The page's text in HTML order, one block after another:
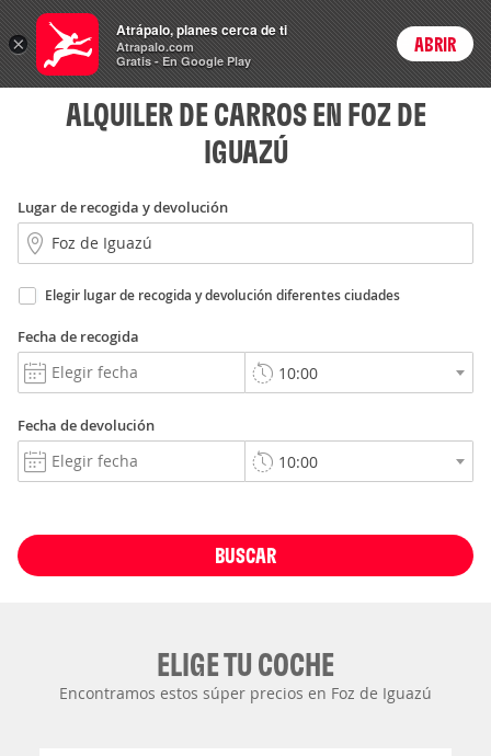
Rent
a Car Login
ALQUILER DE CARROS EN FOZ DE
IGUAZÚ
Lugar de recogida y devolución
Elegir lugar de recogida y devolución diferentes ciudades
Fecha de recogida
Fecha de devolución
BUSCAR
ELIGE TU COCHE
Encontramos estos súper precios en Foz de Iguazú
×
Atrápalo, planes cerca de ti
Atrapalo.com
Gratis - En Google Play
ABRIR